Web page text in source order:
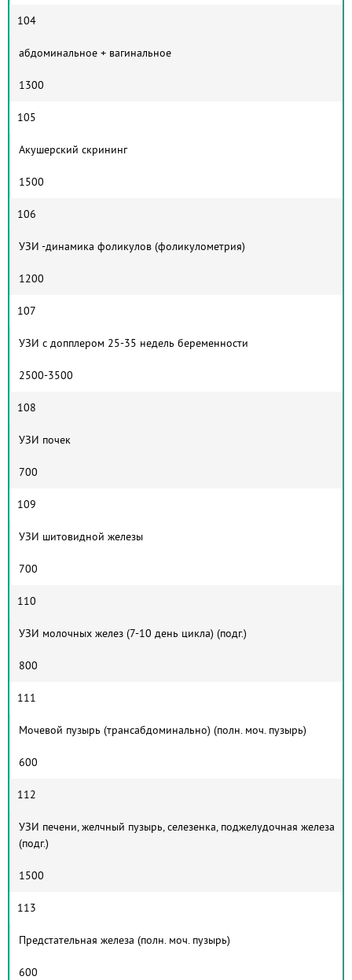
104
абдоминальное + вагинальное
1300
105
Акушерский скрининг
1500
106
УЗИ -динамика фоликулов (фоликулометрия)
1200
107
УЗИ с допплером 25-35 недель беременности
2500-3500
108
УЗИ почек
700
109
УЗИ шитовидной железы
700
110
УЗИ молочных желез (7-10 день цикла) (подг.)
800
111
Мочевой пузырь (трансабдоминально) (полн. моч. пузырь)
600
112
УЗИ печени, желчный пузырь, селезенка, поджелудочная железа
(подг.)
1500
113
Предстательная железа (полн. моч. пузырь)
600